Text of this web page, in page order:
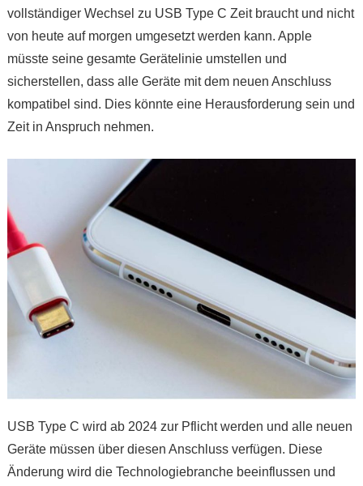
vollständiger Wechsel zu USB Type C Zeit braucht und nicht
von heute auf morgen umgesetzt werden kann. Apple
müsste seine gesamte Gerätelinie umstellen und
sicherstellen, dass alle Geräte mit dem neuen Anschluss
kompatibel sind. Dies könnte eine Herausforderung sein und
Zeit in Anspruch nehmen.
USB Type C wird ab 2024 zur Pflicht werden und alle neuen
Geräte müssen über diesen Anschluss verfügen. Diese
Änderung wird die Technologiebranche beeinflussen und